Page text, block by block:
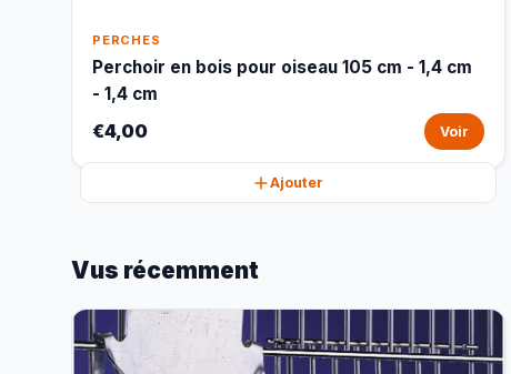
PERCHES
Perchoir en bois pour oiseau 105 cm - 1,4 cm
- 1,4 cm
€4,00 Voir
Ajouter
Vus récemment